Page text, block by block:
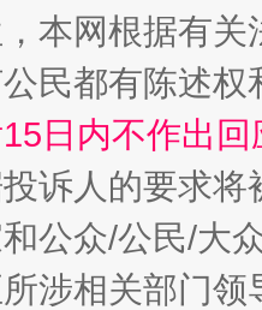
本网根据有
民都有陈述
日内不作出
诉人的要求将
公众/公民/大
涉相关部门